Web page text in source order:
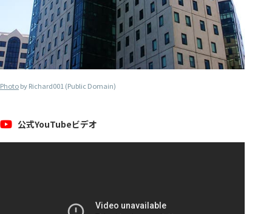
Photoby Richard001 (Public Domain)
公式YouTubeビデオ